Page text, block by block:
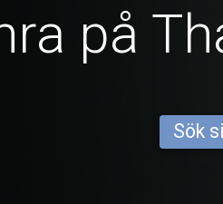
på
Sök